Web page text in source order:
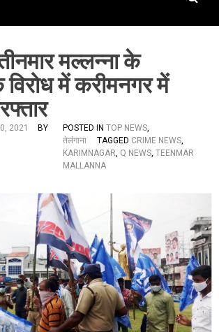
मल्लन्ना के
विरोध में करीमनगर में
2021
BY
POSTED IN TOP NEWS,
तेलंगाना
TAGGED CRIME NEWS,
KARIMNAGAR, Q NEWS, TEENMAR
MALLANNA